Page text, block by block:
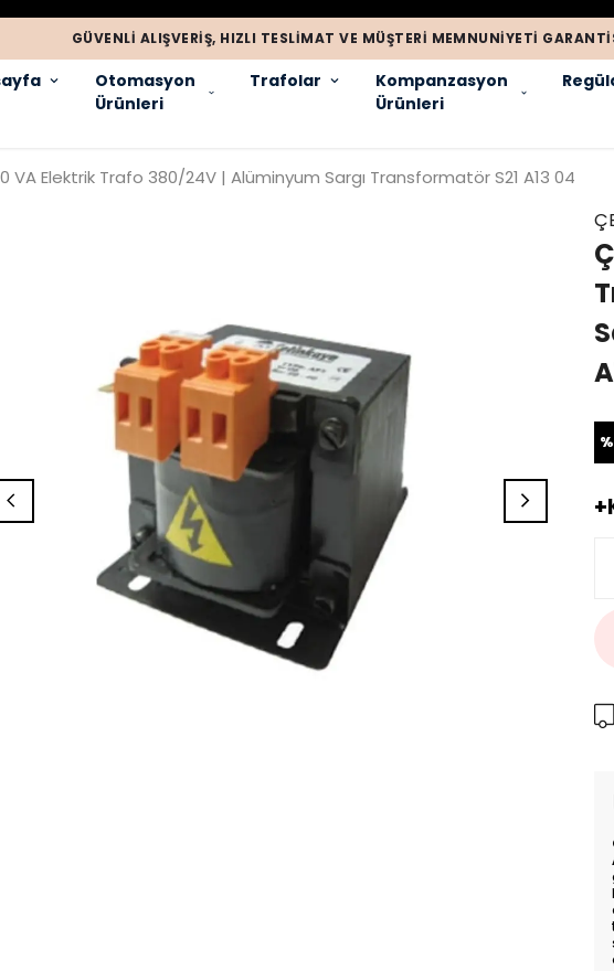
GÜVENLI ALIŞVERIŞ, HIZLI TESLIMAT VE MÜŞTERI MEMNUNIYETI
Otomasyon
Ürünleri
Trafolar
Kompanzasyon
Ürünleri
VA Elektrik Trafo 380/24V | Alüminyum Sargı Transformatör S21 A13 04
%